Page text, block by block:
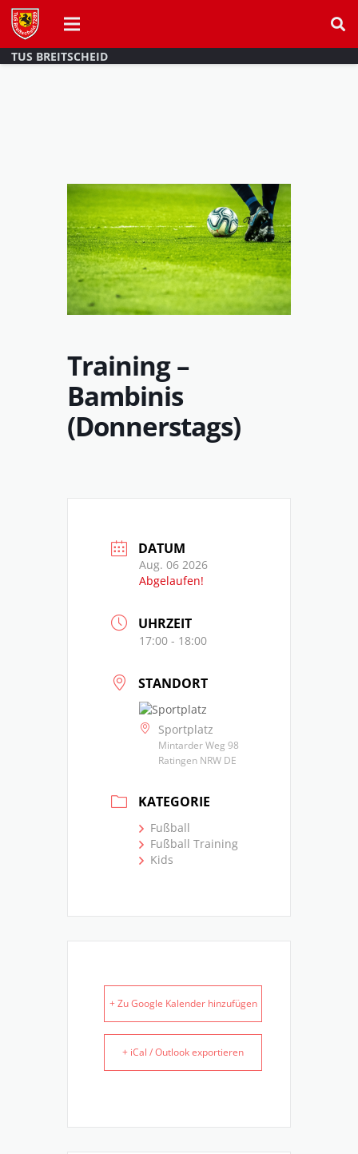
TUS BREITSCHEID
Training –
Bambinis
(Donnerstags)
DATUM
Aug. 06 2026
Abgelaufen!
UHRZEIT
17:00 - 18:00
STANDORT
Sportplatz
Mintarder Weg 98
Ratingen NRW DE
KATEGORIE
Fußball
Fußball Training
Kids
+ Zu Google Kalender hinzufügen
+ iCal / Outlook exportieren